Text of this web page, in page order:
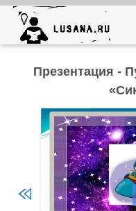
Презентация -